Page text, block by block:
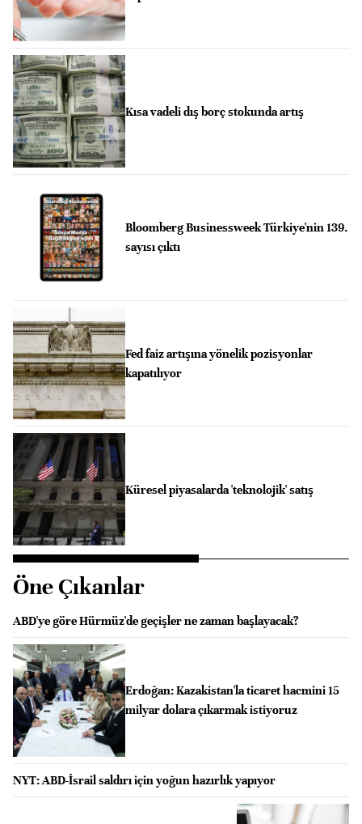
Kısa vadeli dış borç stokunda artış
Bloomberg Businessweek Türkiye'nin 139.
sayısı çıktı
Fed faiz artışına yönelik pozisyonlar
kapatılıyor
Küresel piyasalarda 'teknolojik' satış
Öne Çıkanlar
ABD'ye göre Hürmüz'de geçişler ne zaman başlayacak?
Erdoğan: Kazakistan'la ticaret hacmini 15
milyar dolara çıkarmak istiyoruz
NYT: ABD-İsrail saldırı için yoğun hazırlık yapıyor